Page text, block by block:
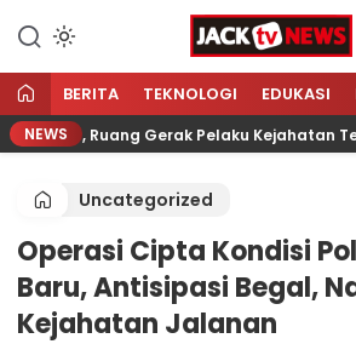
konten
Jacktvnews.com
Sumber Referensi
BERITA TEKNOLOGI EDUKASI
NEWSRuang Gerak Pelaku Kejahatan Terus
Uncategorized
Operasi Cipta Kondisi
Baru, Antisipasi Begal,
Kejahatan Jalanan